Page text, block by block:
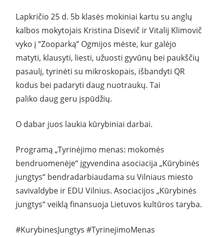
Lapkričio 25 d. 5b klasės mokiniai kartu su anglų
kalbos mokytojais Kristina Disevič ir Vitalij Klimovič
vyko į “Zooparką” Ogmijos mėste, kur galėjo
matyti, klausyti, liesti, užuosti gyvūnų bei paukščių
pasaulį, tyrinėti su mikroskopais, išbandyti QR
kodus bei padaryti daug nuotraukų. Tai
paliko daug geru įspūdžių.
O dabar juos laukia kūrybiniai darbai.
Programą „Tyrinėjimo menas: mokomės
bendruomenėje“ įgyvendina asociacija „Kūrybinės
jungtys“ bendradarbiaudama su Vilniaus miesto
savivaldybe ir EDU Vilnius. Asociacijos „Kūrybinės
jungtys“ veiklą finansuoja Lietuvos kultūros taryba.
#KurybinesJungtys #TyrinejimoMenas